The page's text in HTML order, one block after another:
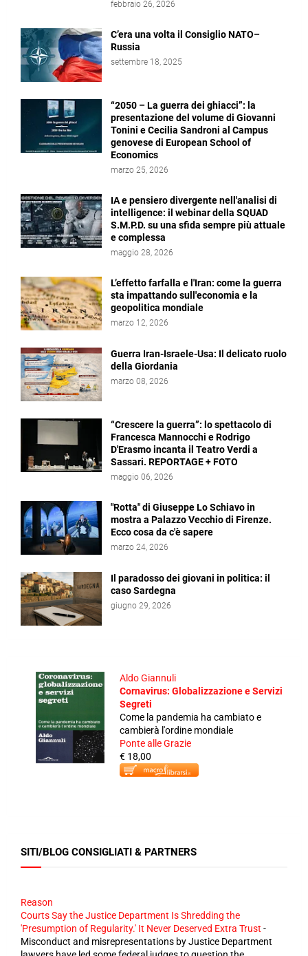
febbraio 26, 2026
C’era una volta il Consiglio NATO–
Russia
settembre 18, 2025
“2050 – La guerra dei ghiacci”: la
presentazione del volume di Giovanni
Tonini e Cecilia Sandroni al Campus
genovese di European School of
Economics
marzo 25, 2026
IA e pensiero divergente nell'analisi di
intelligence: il webinar della SQUAD
S.M.P.D. su una sfida sempre più attuale
e complessa
maggio 28, 2026
L’effetto farfalla e l'Iran: come la guerra
sta impattando sull'economia e la
geopolitica mondiale
marzo 12, 2026
Guerra Iran-Israele-Usa: Il delicato ruolo
della Giordania
marzo 08, 2026
“Crescere la guerra”: lo spettacolo di
Francesca Mannocchi e Rodrigo
D'Erasmo incanta il Teatro Verdi a
Sassari. REPORTAGE + FOTO
maggio 06, 2026
"Rotta" di Giuseppe Lo Schiavo in
mostra a Palazzo Vecchio di Firenze.
Ecco cosa da c'è sapere
marzo 24, 2026
Il paradosso dei giovani in politica: il
caso Sardegna
giugno 29, 2026
Aldo Giannuli
Cornavirus: Globalizzazione e Servizi
Segreti
Come la pandemia ha cambiato e
cambierà l'ordine mondiale
Ponte alle Grazie
€ 18,00
SITI/BLOG CONSIGLIATI & PARTNERS
Reason
Courts Say the Justice Department Is Shredding the
'Presumption of Regularity.' It Never Deserved Extra Trust -
Misconduct and misrepresentations by Justice Department